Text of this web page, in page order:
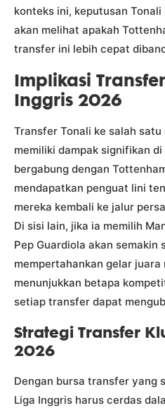
konteks ini, keputusan
akan melihat apakah
transfer ini lebih cepat
Implikasi
Inggris 2026
Transfer Tonali ke salah
memiliki dampak signifikan
bergabung dengan
mendapatkan penguat lini
mereka kembali ke jalur
Di sisi lain, jika ia memilih
Pep Guardiola akan semakin
mempertahankan gelar juara
menunjukkan betapa
setiap transfer dapat
Strategi Transfer
2026
Dengan bursa transfer yang
Liga Inggris harus cerdas